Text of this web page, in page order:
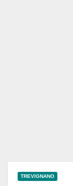
TREVIGNANO